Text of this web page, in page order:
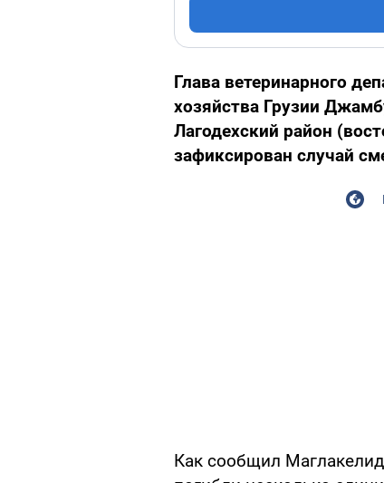
Глава ветеринарного
хозяйства Грузии
Лагодехский район
зафиксирован случай
Как сообщил